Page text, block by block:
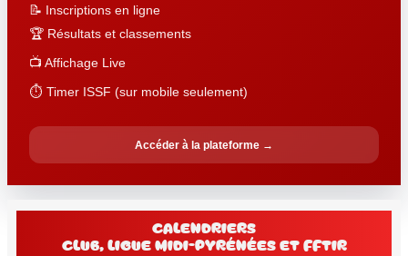
📝 Inscriptions en ligne
🏆 Résultats et classements
📺 Affichage Live
⏱️ Timer ISSF (sur mobile seulement)
Accéder à la plateforme →
Calendriers
club, Ligue Midi-Pyrénées et FFtir